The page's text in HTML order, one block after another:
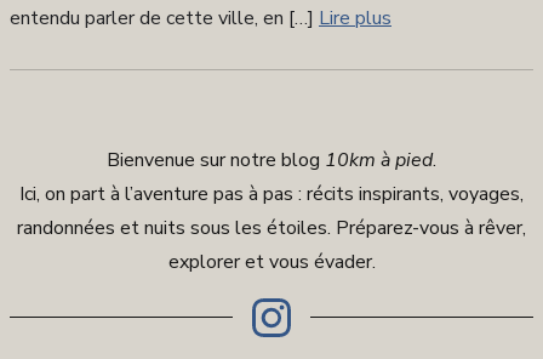
entendu parler de cette ville, en […] Lire plus
Bienvenue sur notre blog 10km à pied.
Ici, on part à l’aventure pas à pas : récits inspirants, voyages,
randonnées et nuits sous les étoiles. Préparez-vous à rêver,
explorer et vous évader.